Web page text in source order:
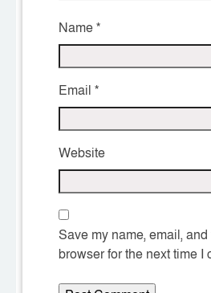
Name*
Email *
Website
Save my name, email,
browser for the next time I